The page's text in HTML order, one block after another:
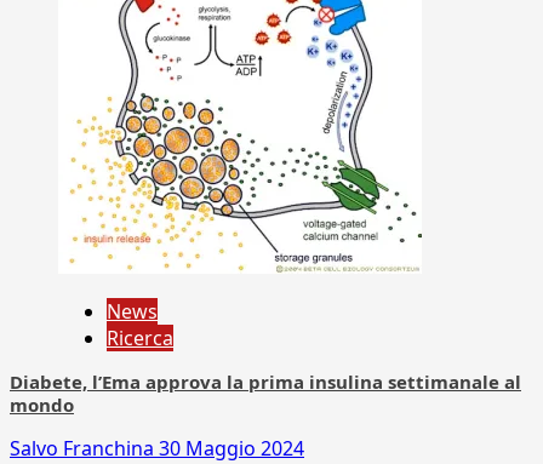
News
Ricerca
Diabete, l’Ema approva la prima insulina settimanale al
mondo
Salvo Franchina 30 Maggio 2024